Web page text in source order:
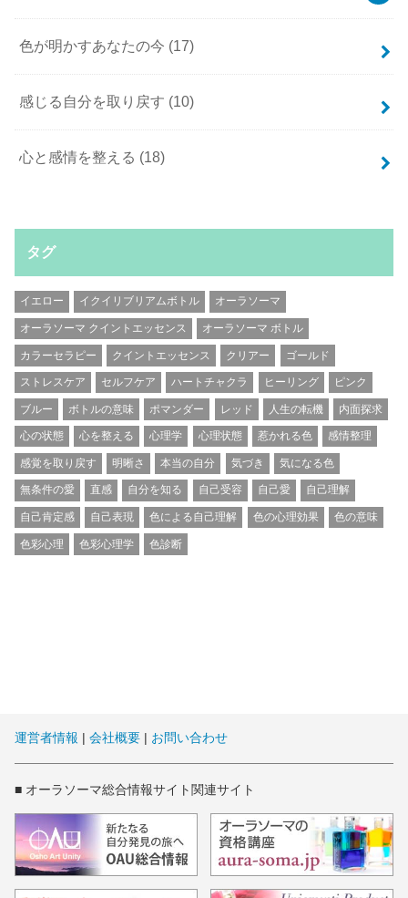
色が明かすあなたの今 (17)
感じる自分を取り戻す (10)
心と感情を整える (18)
タグ
イエロー イクイリブリアムボトル オーラソーマ
オーラソーマ クイントエッセンス オーラソーマ ボトル
カラーセラピー クイントエッセンス クリアー ゴールド
ストレスケア セルフケア ハートチャクラ ヒーリング ピンク
ブルー ボトルの意味 ポマンダー レッド 人生の転機 内面探求
心の状態 心を整える 心理学 心理状態 惹かれる色 感情整理
感覚を取り戻す 明晰さ 本当の自分 気づき 気になる色
無条件の愛 直感 自分を知る 自己受容 自己愛 自己理解
自己肯定感 自己表現 色による自己理解 色の心理効果 色の意味
色彩心理 色彩心理学 色診断
運営者情報 | 会社概要 | お問い合わせ
■ オーラソーマ総合情報サイト関連サイト